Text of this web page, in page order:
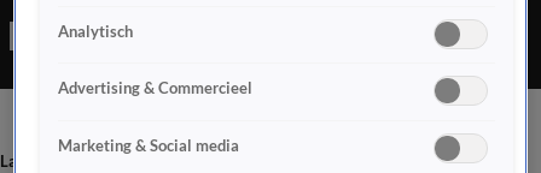
Laatste nieuws
Analytisch
Advertising & Commercieel
Marketing & Social media